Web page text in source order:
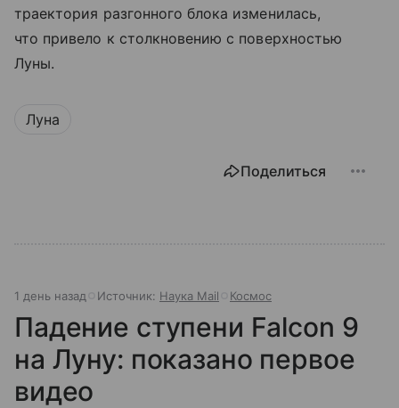
траектория разгонного блока изменилась,
что привело к столкновению с поверхностью
Луны.
Луна
Поделиться
1 день назад Источник: Наука Mail Космос
Падение ступени Falcon 9
на Луну: показано первое
видео